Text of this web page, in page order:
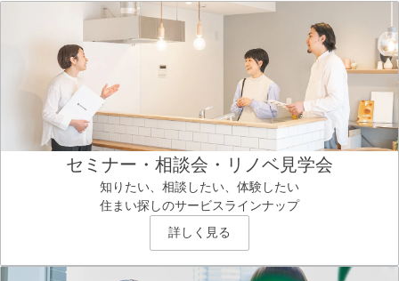
セミナー・相談会・リノベ見学会
知りたい、相談したい、体験したい
住まい探しのサービスラインナップ
詳しく見る